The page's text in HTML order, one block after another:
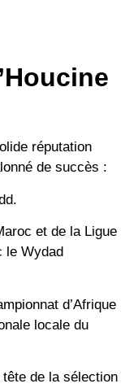
réputation
de succès :
.
et de la Ligue
le Wydad
d’Afrique
locale du
tête de la sélection